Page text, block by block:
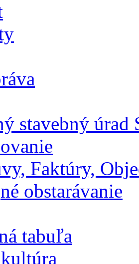
stavebný úrad
Faktúry,
obstarávanie
tabuľa